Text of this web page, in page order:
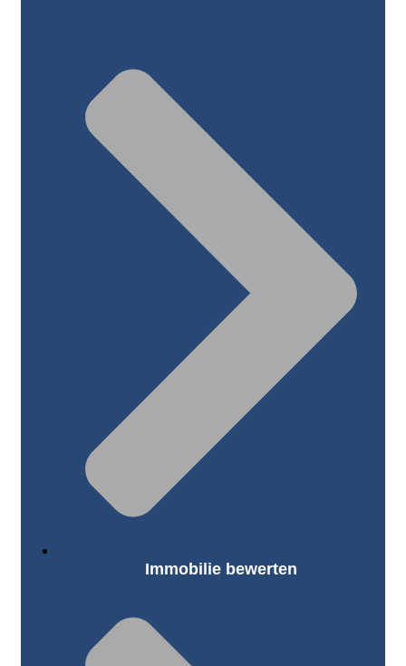
Immobilie bewerten